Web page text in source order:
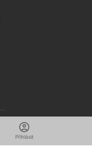
account_circle
Přihlásit